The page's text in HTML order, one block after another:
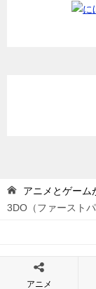
アニメとゲーム
3DO（ファースト
© 2017 アニメとゲー
アニメ